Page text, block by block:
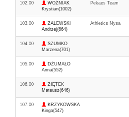
102.00
WOŹNIAK
Krystian(1002)
Pekaes Team
103.00
ZALEWSKI
Andrzej(664)
Athletics Nysa
104.00
SZUMKO
Marzena(701)
105.00
DŻUMAŁO
Anna(552)
106.00
ZIĘTEK
Mateusz(646)
107.00
KRZYKOWSKA
Kinga(547)